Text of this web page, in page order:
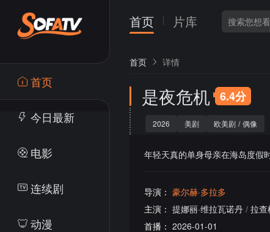
首页
今日最新
电影
连续剧
动漫
首页 片库
首页 详情
是夜危机 6.4分
2026 美剧 欧美剧 / 偶像
年轻天真的单身母亲在海岛度假
导演： 豪尔赫·多拉多
主演： 提娜丽·维拉瓦诺丹 / 拉查
首播： 2026-01-01